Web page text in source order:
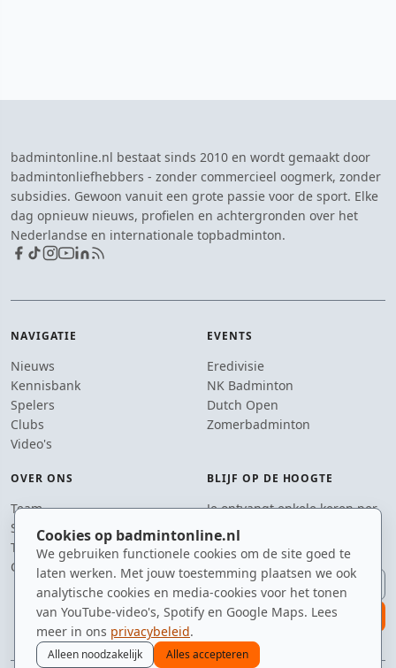
Cookies op badmintonline.nl
We gebruiken functionele cookies om de site goed te
laten werken. Met jouw toestemming plaatsen we ook
analytische cookies en media-cookies voor het tonen
van YouTube-video's, Spotify en Google Maps. Lees
meer in ons privacybeleid.
Alleen noodzakelijk Alles accepteren
badmintonline.nl bestaat sinds 2010 en wordt gemaakt door
badmintonliefhebbers - zonder commercieel oogmerk, zonder
subsidies. Gewoon vanuit een grote passie voor de sport. Elke
dag opnieuw nieuws, profielen en achtergronden over het
Nederlandse en internationale topbadminton.
NAVIGATIE
Nieuws
Kennisbank
Spelers
Clubs
Video's
EVENTS
Eredivisie
NK Badminton
Dutch Open
Zomerbadminton
OVER ONS
Team
Supporters
Tip de redactie
Contact
BLIJF OP DE HOOGTE
Je ontvangt enkele keren per
jaar een e-mail met het
laatste badmintonnieuws.
E-mailadres
aanmelden